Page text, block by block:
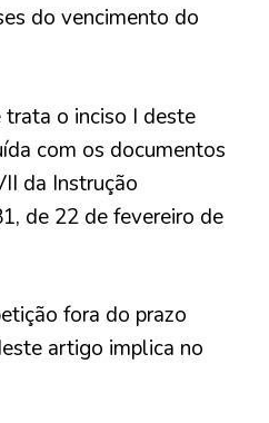
do vencimento do
trata o inciso I deste
com os documentos
da Instrução
de 22 de fevereiro de
fora do prazo
artigo implica no